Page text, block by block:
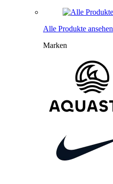
Alle Produkte ansehen
Marken